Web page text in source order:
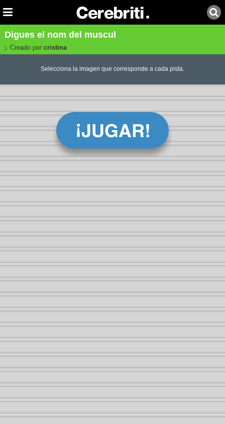
Digues el nom del muscul
Creado por:cristina
Selecciona la imagen que corresponde a cada pista.